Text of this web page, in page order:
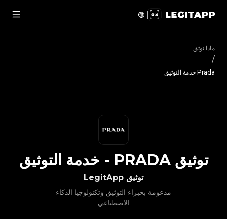
ماذا نوثق
/
Prada خدمة التوثيق
توثيق LegitApp
مدعومة بخبراء التوثيق وتكنولوجيا الذكاء
الاصطناعي
توثيق PRADA
- خدمة التوثيق